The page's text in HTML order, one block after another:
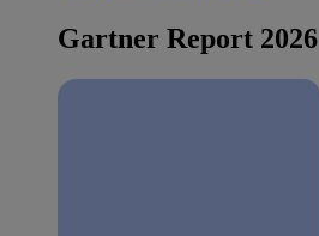
Gartner Report 2026